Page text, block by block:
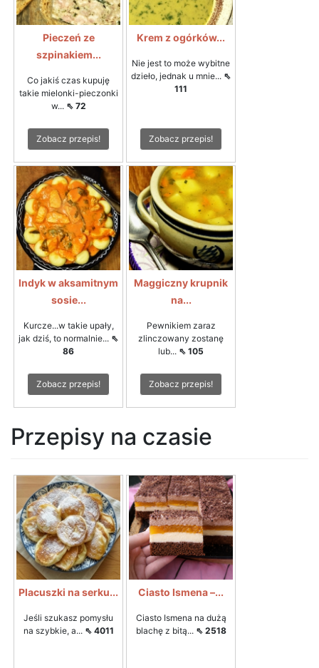
Pieczeń ze
szpinakiem...
Co jakiś czas kupuję
takie mielonki-pieczonki
w... ⇖ 72
Zobacz przepis!
Krem z ogórków...
Nie jest to może wybitne
dzieło, jednak u mnie... ⇖
111
Zobacz przepis!
Indyk w aksamitnym
sosie...
Kurcze...w takie upały,
jak dziś, to normalnie... ⇖
86
Zobacz przepis!
Maggiczny krupnik
na...
Pewnikiem zaraz
zlinczowany zostanę
lub... ⇖ 105
Zobacz przepis!
Przepisy na czasie
Placuszki na serku...
Jeśli szukasz pomysłu
na szybkie, a... ⇖ 4011
Ciasto Ismena –...
Ciasto Ismena na dużą
blachę z bitą... ⇖ 2518